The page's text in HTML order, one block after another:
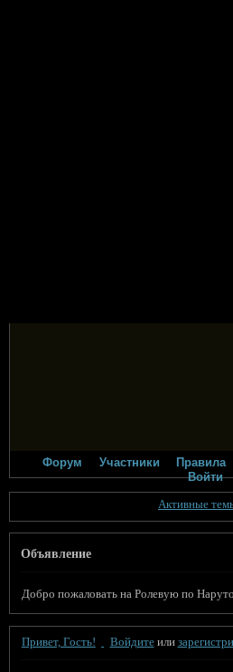
Форум Участники Правила
Войти
Активные
Объявление
Добро пожаловать на Ролевую по
Привет, Гость! Войдитеили